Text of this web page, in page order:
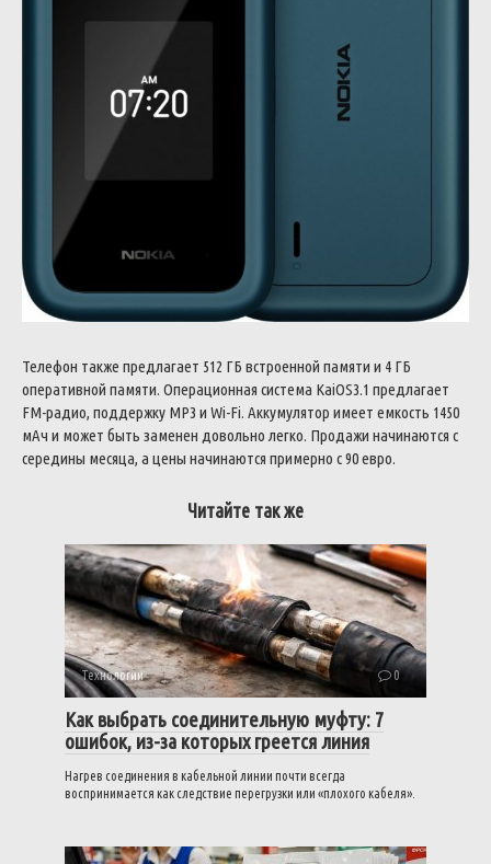
Телефон также предлагает 512 ГБ встроенной памяти и 4 ГБ
оперативной памяти. Операционная система KaiOS3.1 предлагает
FM-радио, поддержку MP3 и Wi-Fi. Аккумулятор имеет емкость 1450
мАч и может быть заменен довольно легко. Продажи начинаются с
середины месяца, а цены начинаются примерно с 90 евро.
Читайте так же
Технологии 0
Как выбрать соединительную муфту: 7
ошибок, из-за которых греется линия
Нагрев соединения в кабельной линии почти всегда
воспринимается как следствие перегрузки или «плохого кабеля».